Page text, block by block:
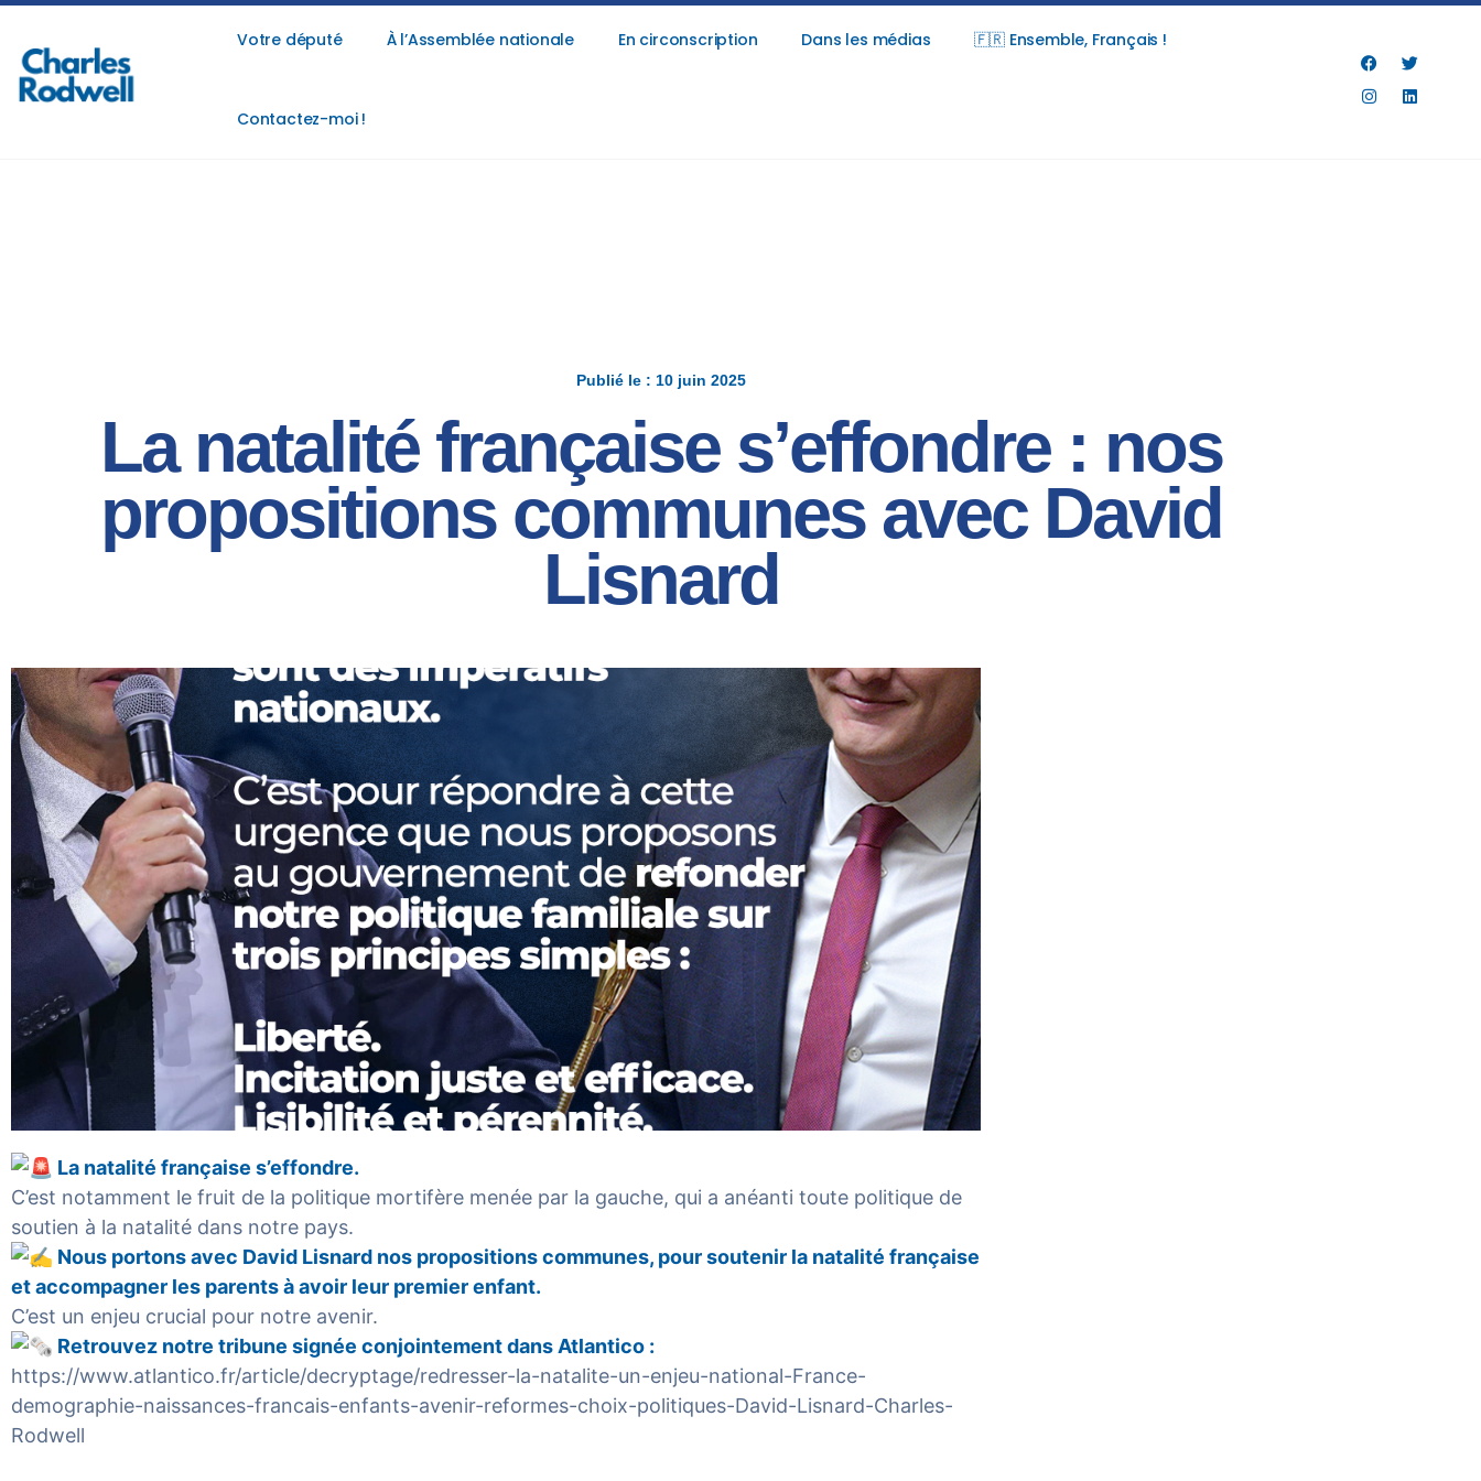
Votre député À l’Assemblée nationale En circonscription Dans les médias 🇫🇷 Ensemble, Français !
Contactez-moi !
Publié le : 10 juin 2025
La natalité française s’effondre : nos
propositions communes avec David
Lisnard
La natalité française s’effondre.
C’est notamment le fruit de la politique mortifère menée par la gauche, qui a anéanti toute politique de
soutien à la natalité dans notre pays.
Nous portons avec David Lisnard nos propositions communes, pour soutenir la natalité française
et accompagner les parents à avoir leur premier enfant.
C’est un enjeu crucial pour notre avenir.
Retrouvez notre tribune signée conjointement dans Atlantico :
https://www.atlantico.fr/article/decryptage/redresser-la-natalite-un-enjeu-national-France-
demographie-naissances-francais-enfants-avenir-reformes-choix-politiques-David-Lisnard-Charles-
Rodwell